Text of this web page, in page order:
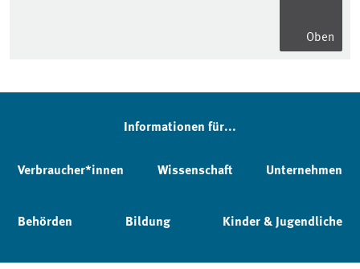
Oben
Informationen für...
Verbraucher*innen Wissenschaft Unternehmen
Behörden Bildung Kinder & Jugendliche